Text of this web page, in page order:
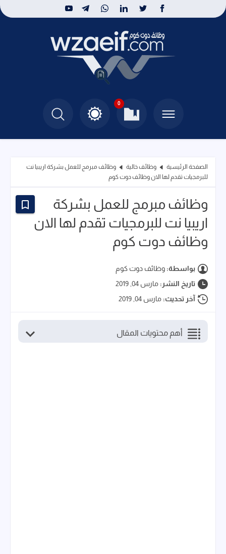
0
الصفحة الرئيسية وظائف خالية
وظائف مبرمج للعمل بشركة اريبيا نت
للبرمجيات تقدم لها الان وظائف دوت كوم
وظائف مبرمج للعمل بشركة
اريبيا نت للبرمجيات تقدم لها الان
وظائف دوت كوم
بواسطة: وظائف دوت كوم
تاريخ النشر: مارس 04, 2019
آخر تحديث: مارس 04, 2019
أهم محتويات المقال